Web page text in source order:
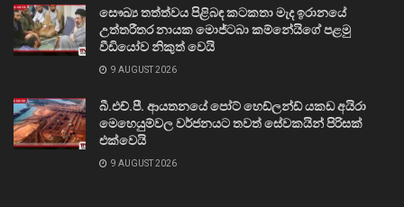
සෞඛ්‍ය තත්ත්වය පිළිබඳ කටකතා මැද ඉරානයේ
උත්තරීතර නායක මොජ්ටබා කම්නේයිගේ පළමු
වීඩියෝව නිකුත් වෙයි
9 AUGUST 2026
බී.එච්.පී. ආයතනයේ පෝට් හෙඩ්ලන්ඩ් යකඩ අයිරා
මෙහෙයුම්වල වර්ජනයට තවත් සේවකයින් පිරිසක්
එක්වෙයි
9 AUGUST 2026